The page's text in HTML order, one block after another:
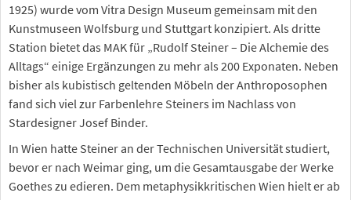
1925) wurde vom Vitra Design Museum gemeinsam mit den
Kunstmuseen Wolfsburg und Stuttgart konzipiert. Als dritte
Station bietet das MAK für „Rudolf Steiner – Die Alchemie des
Alltags“ einige Ergänzungen zu mehr als 200 Exponaten. Neben
bisher als kubistisch geltenden Möbeln der Anthroposophen
fand sich viel zur Farbenlehre Steiners im Nachlass von
Stardesigner Josef Binder.
In Wien hatte Steiner an der Technischen Universität studiert,
bevor er nach Weimar ging, um die Gesamtausgabe der Werke
Goethes zu edieren. Dem metaphysikkritischen Wien hielt er ab